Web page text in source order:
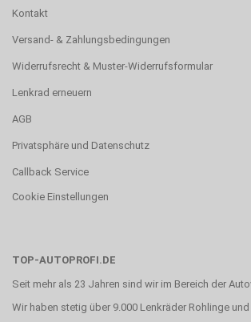
Kontakt
Versand- & Zahlungsbedingungen
Widerrufsrecht & Muster-Widerrufsformular
Lenkrad erneuern
AGB
Privatsphäre und Datenschutz
Callback Service
Cookie Einstellungen
TOP-AUTOPROFI.DE
Seit mehr als 23 Jahren sind wir im Bereich der
Wir haben stetig über 9.000 Lenkräder Rohlinge und